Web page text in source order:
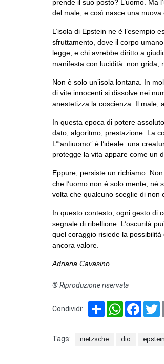
prende il suo posto? L’uomo. Ma
del male, e così nasce una nuova
L’isola di Epstein ne è l’esempio
sfruttamento, dove il corpo
legge, e chi avrebbe diritto a
manifesta con lucidità: non grida,
Non è solo un’isola lontana. In
di vite innocenti si dissolve nei
anestetizza la coscienza. Il male,
In questa epoca di potere
dato, algoritmo, prestazione. La
L’“antiuomo” è l’ideale: una
protegge la vita appare come un
Eppure, persiste un richiamo.
che l’uomo non è solo mente, né
volta che qualcuno sceglie di non
In questo contesto, ogni gesto di
segnale di ribellione. L’oscurità
quel coraggio risiede la possibilità
ancora valore.
Adriana Cavasino
® Riproduzione riservata
Condividi: Share WhatsApp
Tags: nietzsche dio epstein